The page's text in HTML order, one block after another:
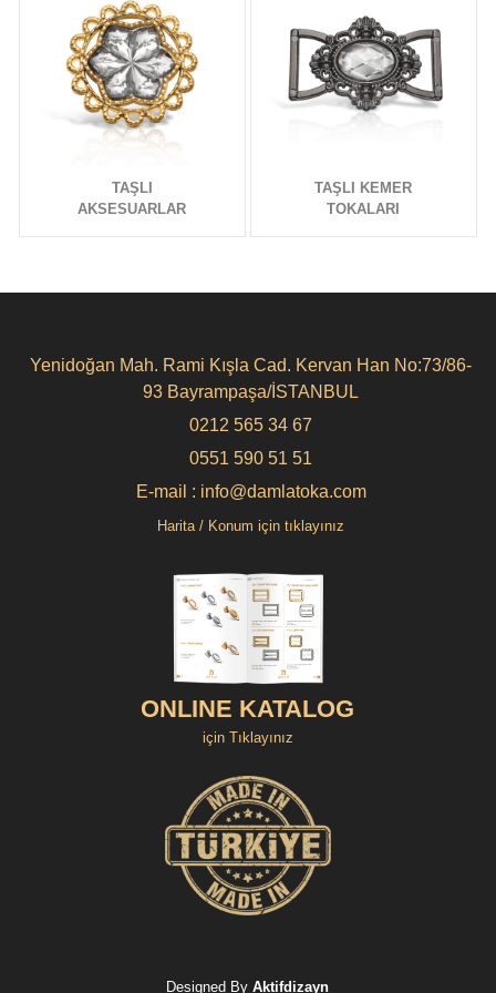
TAŞLI
AKSESUARLAR
TAŞLI KEMER
TOKALARI
Yenidoğan Mah. Rami Kışla Cad. Kervan Han No:73/86-
93 Bayrampaşa/İSTANBUL
0212 565 34 67
0551 590 51 51
E-mail : info@damlatoka.com
Harita / Konum için tıklayınız
ONLINE KATALOG
için Tıklayınız
Designed ByAktifdizayn